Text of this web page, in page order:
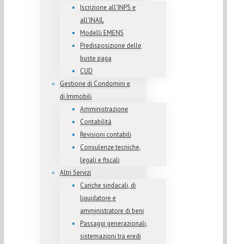
Iscrizione all’INPS e
all’INAIL
Modelli EMENS
Predisposizione delle
buste paga
CUD
Gestione di Condomini e
di Immobili
Amministrazione
Contabilità
Revisioni contabili
Consulenze tecniche,
legali e fiscali
Altri Servizi
Cariche sindacali, di
liquidatore e
amministratore di beni
Passaggi generazionali,
sistemazioni tra eredi